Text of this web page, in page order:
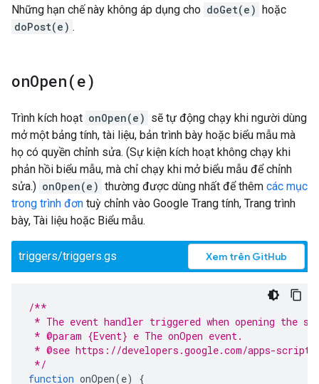
Những hạn chế này không áp dụng cho doGet(e) hoặc
doPost(e) .
onOpen(e)
Trình kích hoạt onOpen(e) sẽ tự động chạy khi người dùng
mở một bảng tính, tài liệu, bản trình bày hoặc biểu mẫu mà
họ có quyền chỉnh sửa. (Sự kiện kích hoạt không chạy khi
phản hồi biểu mẫu, mà chỉ chạy khi mở biểu mẫu để chỉnh
sửa.) onOpen(e) thường được dùng nhất để thêm các mục
trong trình đơn tuỳ chỉnh vào Google Trang tính, Trang trình
bày, Tài liệu hoặc Biểu mẫu.
triggers/triggers.gs Xem trên GitHub
/**
* The event handler triggered when opening the
* @param {Event} e The onOpen event.
* @see https://developers.google.com/apps-script/
*/
function onOpen(e)
{